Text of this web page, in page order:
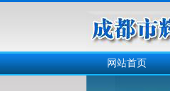
网站首页